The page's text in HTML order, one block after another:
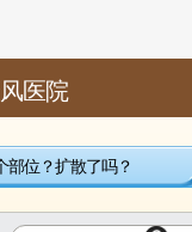
内分泌失调，从而增
到充分的休息和恢复。
医院
部位？扩散了吗？